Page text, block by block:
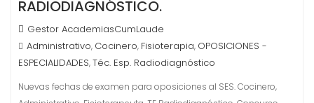
RADIODIAGNÓSTICO.
Gestor AcademiasCumLaude
Administrativo, Cocinero, Fisioterapia, OPOSICIONES -
ESPECIALIDADES,Téc. Esp. Radiodiagnóstico
Nuevas fechas de examen para oposiciones al SES. Cocinero,